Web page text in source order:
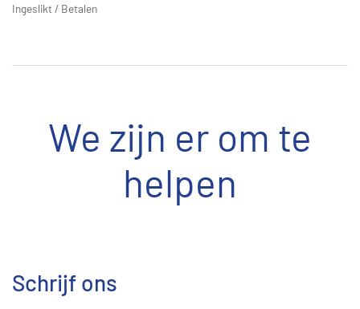
Ingeslikt / Betalen
We zijn er om te
helpen
Schrijf ons